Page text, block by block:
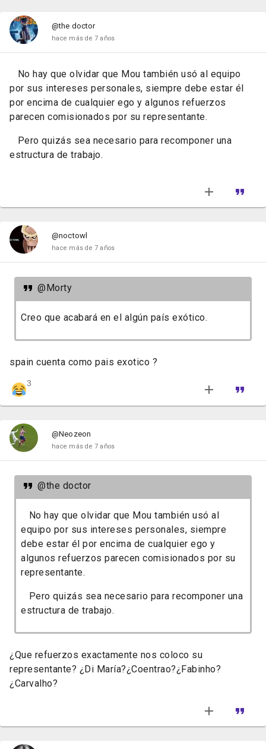
@the doctor
hace más de 7 años
No hay que olvidar que Mou también usó al equipo
por sus intereses personales, siempre debe estar él
por encima de cualquier ego y algunos refuerzos
parecen comisionados por su representante.
Pero quizás sea necesario para recomponer una
estructura de trabajo.
@noctowl
hace más de 7 años
@Morty
Creo que acabará en el algún país exótico.
spain cuenta como pais exotico ?
3
@Neozeon
hace más de 7 años
@the doctor
No hay que olvidar que Mou también usó al
equipo por sus intereses personales, siempre
debe estar él por encima de cualquier ego y
algunos refuerzos parecen comisionados por su
representante.
Pero quizás sea necesario para recomponer una
estructura de trabajo.
¿Que refuerzos exactamente nos coloco su
representante? ¿Di María?¿Coentrao?¿Fabinho?
¿Carvalho?